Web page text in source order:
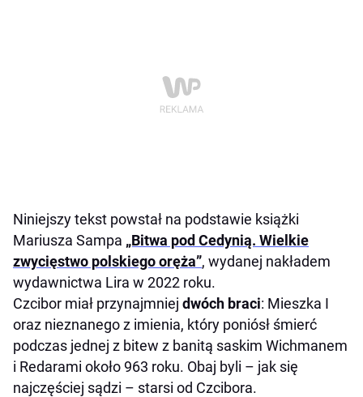
Niniejszy tekst powstał na podstawie książki
Mariusza Sampa „Bitwa pod Cedynią. Wielkie
zwycięstwo polskiego oręża”, wydanej nakładem
wydawnictwa Lira w 2022 roku.
Czcibor miał przynajmniej dwóch braci: Mieszka I
oraz nieznanego z imienia, który poniósł śmierć
podczas jednej z bitew z banitą saskim Wichmanem
i Redarami około 963 roku. Obaj byli – jak się
najczęściej sądzi – starsi od Czcibora.